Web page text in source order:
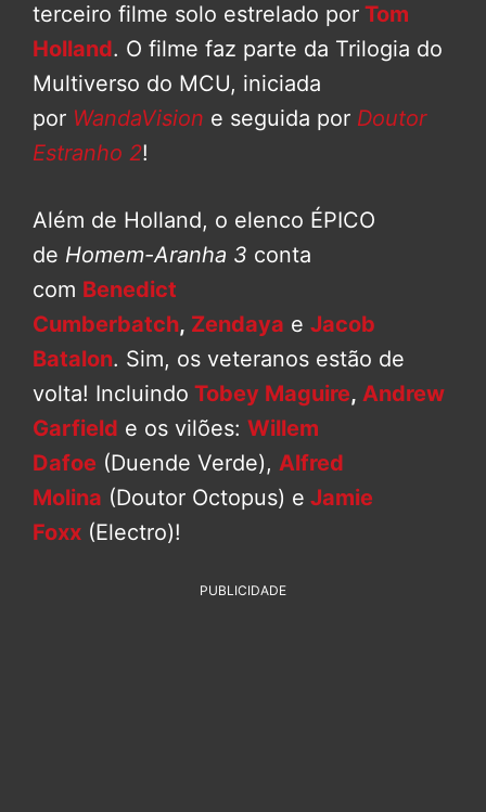
terceiro filme solo estrelado por Tom
Holland. O filme faz parte da Trilogia do
Multiverso do MCU, iniciada
por WandaVision e seguida por Doutor
Estranho 2!
Além de Holland, o elenco ÉPICO
de Homem-Aranha 3 conta
com Benedict
Cumberbatch, Zendaya e Jacob
Batalon. Sim, os veteranos estão de
volta! Incluindo Tobey Maguire, Andrew
Garfield e os vilões: Willem
Dafoe (Duende Verde), Alfred
Molina (Doutor Octopus) e Jamie
Foxx (Electro)!
PUBLICIDADE